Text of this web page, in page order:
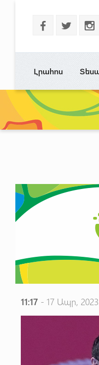
b a x
Լրահոս
11:17 - 17 Ապր, 2023